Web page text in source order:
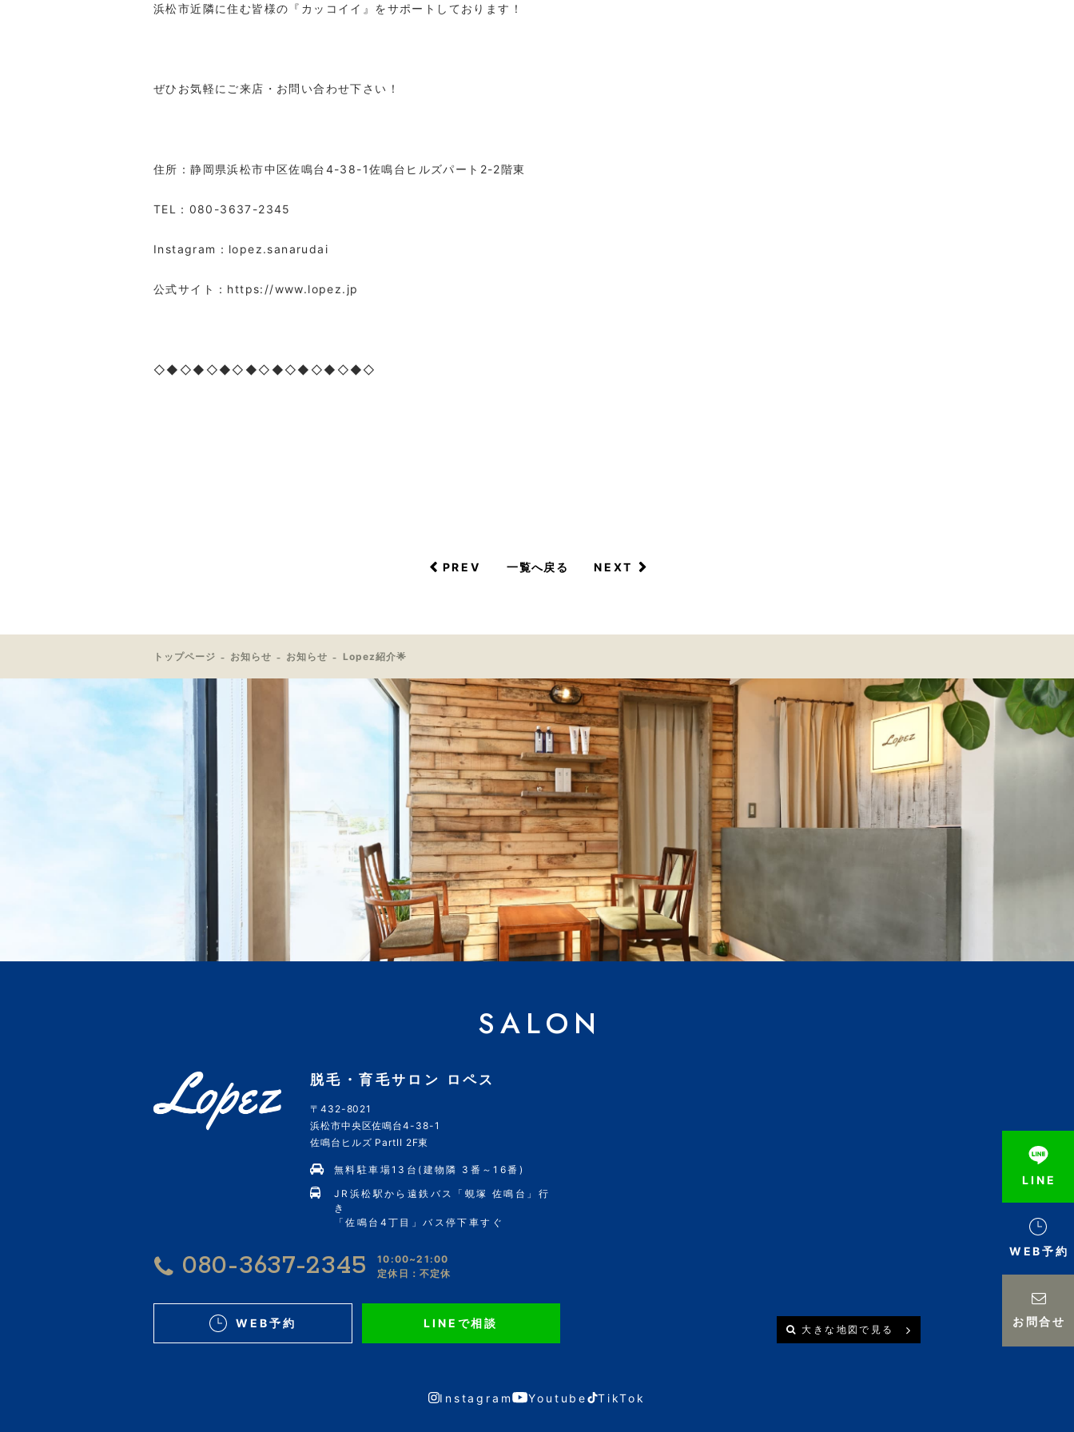
浜松市近隣に住む皆様の『カッコイイ』をサポートしております！
ぜひお気軽にご来店・お問い合わせ下さい！
住所：静岡県浜松市中区佐鳴台4-38-1佐鳴台ヒルズパート 2-2階東
TEL ： 080-3637-2345
Instagram ： lopez.sanarudai
公式サイト： https://www.lopez.jp
◇◆◇◆◇◆◇◆◇◆◇◆◇◆◇◆◇
PREV 一覧へ戻る NEXT
トップページ お知らせ お知らせ Lopez紹介🌟
LINE
WEB予約
お問合せ
SALON
脱毛・育毛サロン ロペス
〒432-8021
浜松市中央区佐鳴台4-38-1
佐鳴台ヒルズ PartII 2F東
無料駐車場13台(建物隣 3番～16番)
JR浜松駅から遠鉄バス「蜆塚 佐鳴台」行
き
「佐鳴台4丁目」バス停下車すぐ
080-3637-2345
10:00~21:00
定休日：不定休
WEB予約 LINEで相談 大きな地図で見る
Instagram Youtube TikTok